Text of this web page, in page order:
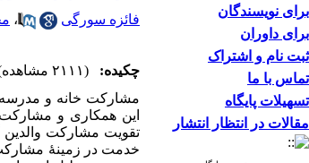
برای نویسندگان
برای داوران
ثبت نام و اشتراک
تماس با ما
تسهیلات پایگاه
مقالات در انتظار انتشار
فائزه سورگی
،
چکیده:
(۲۱۱۱ مشاهده)
مشارکت خانه و مدرسه
این همکاری و مشارکت
تقویت مشارکت
خدمت در زمینۀ